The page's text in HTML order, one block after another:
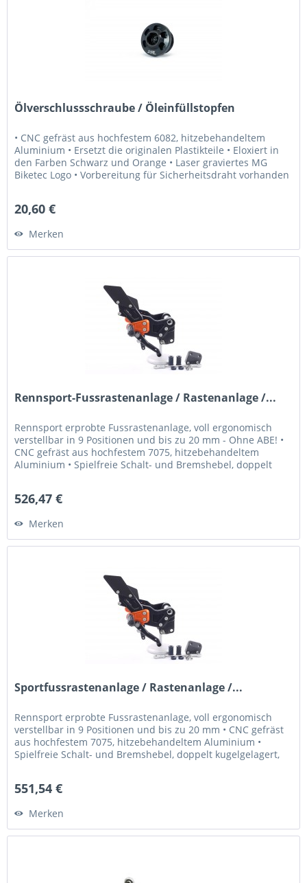
Ölverschlussschraube / Öleinfüllstopfen
• CNC gefräst aus hochfestem 6082, hitzebehandeltem
Aluminium • Ersetzt die originalen Plastikteile • Eloxiert in
den Farben Schwarz und Orange • Laser graviertes MG
Biketec Logo • Vorbereitung für Sicherheitsdraht vorhanden
20,60 €
Merken
Rennsport-Fussrastenanlage / Rastenanlage /...
Rennsport erprobte Fussrastenanlage, voll ergonomisch
verstellbar in 9 Positionen und bis zu 20 mm - Ohne ABE! •
CNC gefräst aus hochfestem 7075, hitzebehandeltem
Aluminium • Spielfreie Schalt- und Bremshebel, doppelt
526,47 €
Merken
Sportfussrastenanlage / Rastenanlage /...
Rennsport erprobte Fussrastenanlage, voll ergonomisch
verstellbar in 9 Positionen und bis zu 20 mm • CNC gefräst
aus hochfestem 7075, hitzebehandeltem Aluminium •
Spielfreie Schalt- und Bremshebel, doppelt kugelgelagert,
551,54 €
Merken